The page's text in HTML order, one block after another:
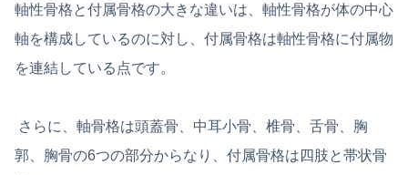
軸性骨格と付属骨格の大きな違いは、軸性骨格が体の中心
軸を構成しているのに対し、付属骨格は軸性骨格に付属物
を連結している点です。
さらに、軸骨格は頭蓋骨、中耳小骨、椎骨、舌骨、胸
郭、胸骨の6つの部分からなり、付属骨格は四肢と帯状骨